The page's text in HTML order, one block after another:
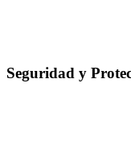
Seguridad y